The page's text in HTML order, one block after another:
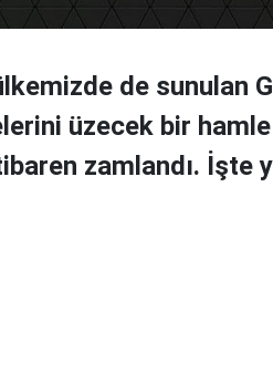
de sunulan
üzecek bir
zamlandı. İşte